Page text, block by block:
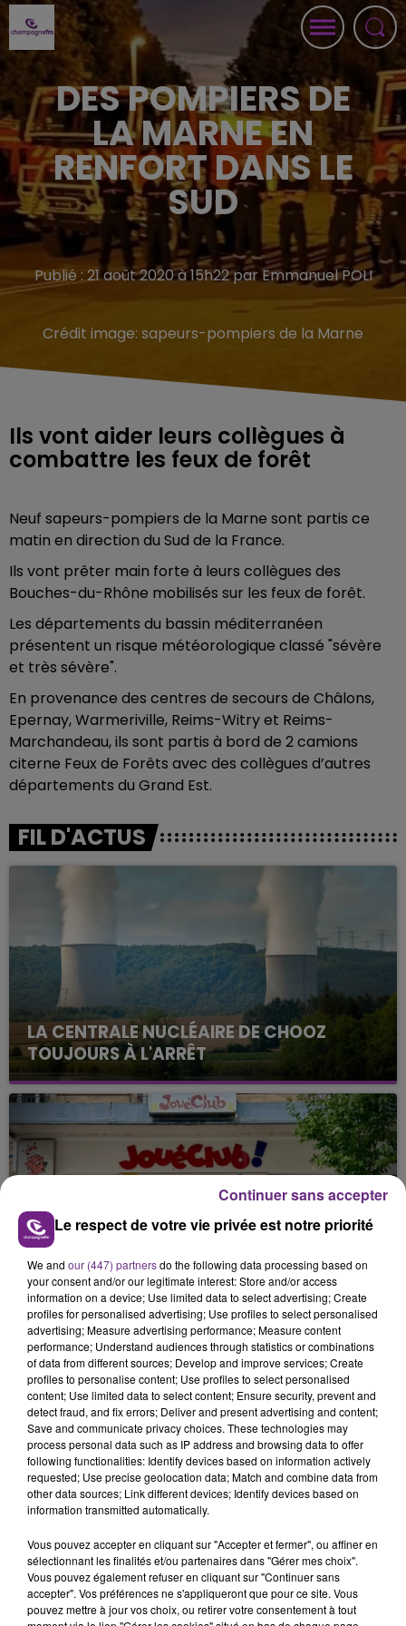
DES POMPIERS DE
LA MARNE EN
RENFORT DANS LE
SUD
Publié : 21 août 2020 à 15h22 par Emmanuel POLI
Crédit image: sapeurs-pompiers de la Marne
Ils vont aider leurs collègues à
combattre les feux de forêt
Neuf sapeurs-pompiers de la Marne sont partis ce
matin en direction du Sud de la France.
Ils vont prêter main forte à leurs collègues des
Bouches-du-Rhône mobilisés sur les feux de forêt.
Les départements du bassin méditerranéen
présentent un risque météorologique classé "sévère
et très sévère".
En provenance des centres de secours de Châlons,
Epernay, Warmeriville, Reims-Witry et Reims-
Marchandeau, ils sont partis à bord de 2 camions
citerne Feux de Forêts avec des collègues d’autres
départements du Grand Est.
FIL D'ACTUS
LA CENTRALE NUCLÉAIRE DE CHOOZ
TOUJOURS À L'ARRÊT
Cela fait déjà une semaine que la centrale
nucléaire ardennaise est à l'arrêt. Une situation
justifiée par la sécheresse intense qui est toujours
présente.
LE MAGASIN JOUÉCLUB DE REIMS FERME
SES PORTES
C'était l'une des institutions du centre-ville
rémois. Le magasin JouéClub est contraint de
fermer ses portes.
TITRES DIFFUSÉS
22h20
22h20
ALANIS MORISSETTE
Ironic
22h18
22h18
MANON LISA
Le Petit Pecheur
Le respect de votre vie privée est notre priorité
We and our (447) partnersdo the following data processing based on
your consent and/or our legitimate interest: Store and/or access
information on a device; Use limited data to select advertising; Create
profiles for personalised advertising; Use profiles to select personalised
advertising; Measure advertising performance; Measure content
performance; Understand audiences through statistics or combinations
of data from different sources; Develop and improve services; Create
profiles to personalise content; Use profiles to select personalised
content; Use limited data to select content; Ensure security, prevent and
detect fraud, and fix errors; Deliver and present advertising and content;
Save and communicate privacy choices. These technologies may
process personal data such as IP address and browsing data to offer
following functionalities: Identify devices based on information actively
requested; Use precise geolocation data; Match and combine data from
other data sources; Link different devices; Identify devices based on
information transmitted automatically.
Vous pouvez accepter en cliquant sur "Accepter et fermer", ou affiner en
sélectionnant les finalités et/ou partenaires dans "Gérer mes choix".
Vous pouvez également refuser en cliquant sur "Continuer sans
accepter". Vos préférences ne s'appliqueront que pour ce site. Vous
pouvez mettre à jour vos choix, ou retirer votre consentement à tout
Continuer sans accepter